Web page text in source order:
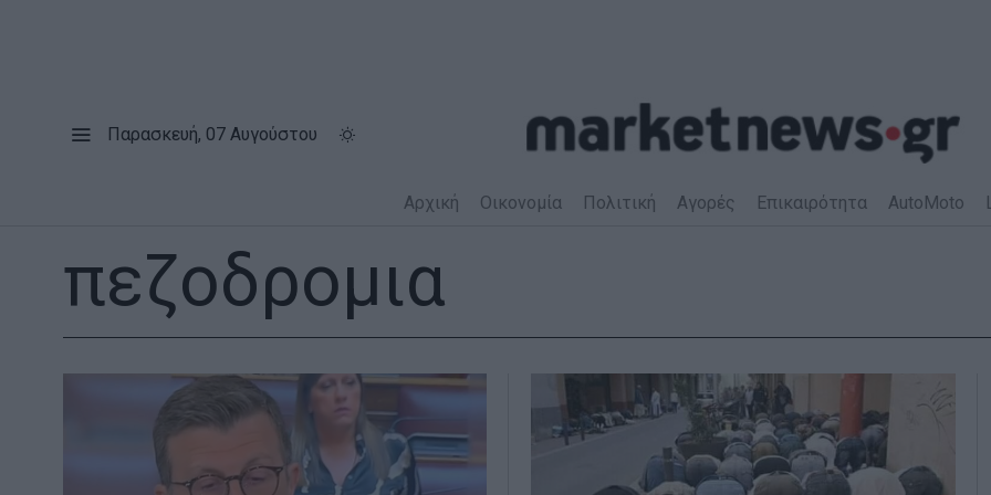
Παρασκευή, 07 Αυγούστου
Αρχική Οικονομία Πολιτική Αγορές Επικαιρότητα AutoMoto
πεζοδρομια